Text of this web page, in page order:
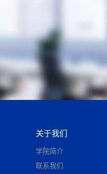
关于我们
学院简介
联系我们